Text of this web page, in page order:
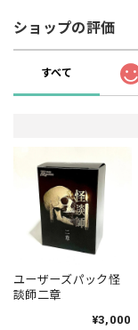
ショップの評価
すべて
ユーザーズパック怪
談師二章
¥3,000